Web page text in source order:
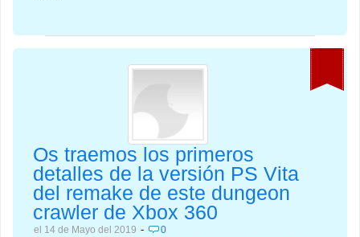
Os traemos los primeros
detalles de la versión PS Vita
del remake de este dungeon
crawler de Xbox 360
el 14 de Mayo del 2019 - 0